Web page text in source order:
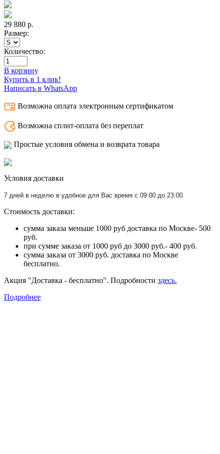
29 880 р.
Размер:
Количество:
В корзину
Купить в 1 клик!
Написать в WhatsApp
Возможна оплата электронным сертификатом
Возможна сплит-оплата без переплат
Простые условия обмена и возврата товара
Условия доставки
7 дней в неделю в удобное для Вас время с 09:00 до 23:00.
Стоимость доставки:
сумма заказа меньше 1000 руб доставка по Москве- 500
руб.
при сумме заказа от 1000 руб до 3000 руб.- 400 руб.
сумма заказа от 3000 руб. доставка по Москве
бесплатно.
Акция "Доставка - бесплатно". Подробности здесь.
Подробнее